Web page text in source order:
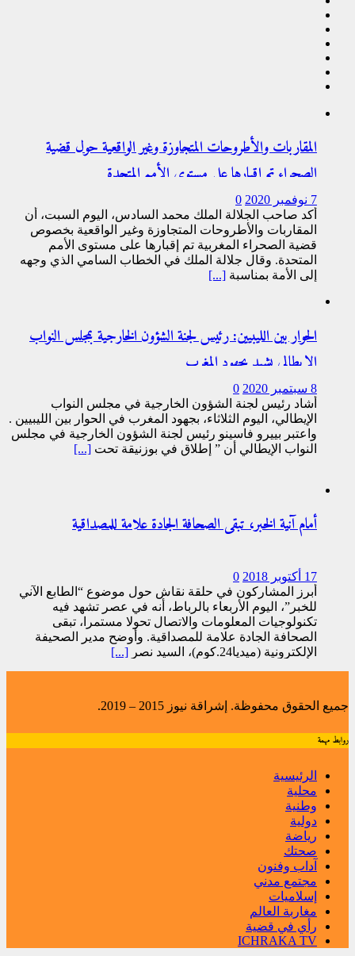
المقاربات والأطروحات المتجاوزة وغير الواقعية حول قضية
الصحراء تم إقبارها على مستوى الأمم المتحدة
7 نوفمبر 2020
0
أكد صاحب الجلالة الملك محمد السادس، اليوم السبت، أن
المقاربات والأطروحات المتجاوزة وغير الواقعية بخصوص
قضية الصحراء المغربية تم إقبارها على مستوى الأمم
المتحدة. وقال جلالة الملك في الخطاب السامي الذي وجهه
إلى الأمة بمناسبة [...]
الحوار بين الليبيين: رئيس لجنة الشؤون الخارجية بمجلس النواب
الإيطالي يشيد بجهود المغرب
8 سبتمبر 2020
0
أشاد رئيس لجنة الشؤون الخارجية في مجلس النواب
الإيطالي، اليوم الثلاثاء، بجهود المغرب في الحوار بين الليبيين .
واعتبر بييرو فاسينو رئيس لجنة الشؤون الخارجية في مجلس
النواب الإيطالي أن ” إطلاق في بوزنيقة تحت [...]
أمام آنية الخبر، تبقى الصحافة الجادة علامة للمصداقية
17 أكتوبر 2018
0
أبرز المشاركون في حلقة نقاش حول موضوع “الطابع الآني
للخبر”، اليوم الأربعاء بالرباط، أنه في عصر تشهد فيه
تكنولوجيات المعلومات والاتصال تحولا مستمرا، تبقى
الصحافة الجادة علامة للمصداقية. وأوضح مدير الصحيفة
الإلكترونية (ميديا24.كوم)، السيد نصر
[...]
جميع الحقوق محفوظة. إشراقة نيوز 2015 – 2019.
روابط مهمة
الرئيسية
محلية
وطنية
دولية
رياضة
صحتك
آداب وفنون
مجتمع مدني
إسلاميات
مغاربة العالم
رأي في قضية
ICHRAKA TV